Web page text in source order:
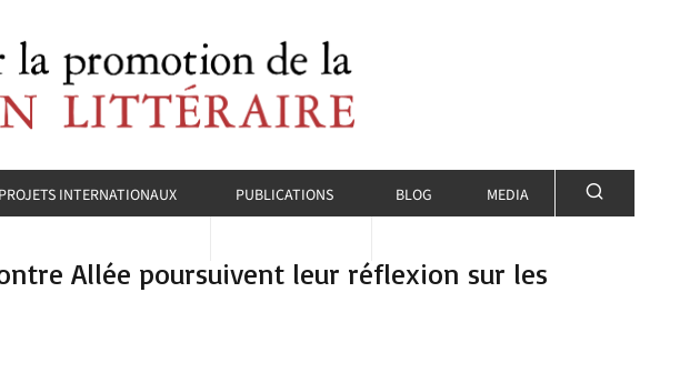
PROJETS INTERNATIONAUX PUBLICATIONS BLOG MEDIA
Allée poursuivent leur réflexion sur les